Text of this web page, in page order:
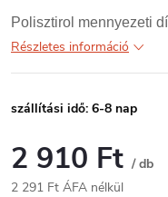
Polisztirol mennyezeti
Részletes információ
szállítási idő: 6-8 nap
2 910 Ft / db
2 291 Ft ÁFA nélkül